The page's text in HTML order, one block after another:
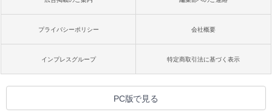
プライバシーポリシー 会社概要
インプレスグループ 特定商取引法に基づく表示
PC版で見る